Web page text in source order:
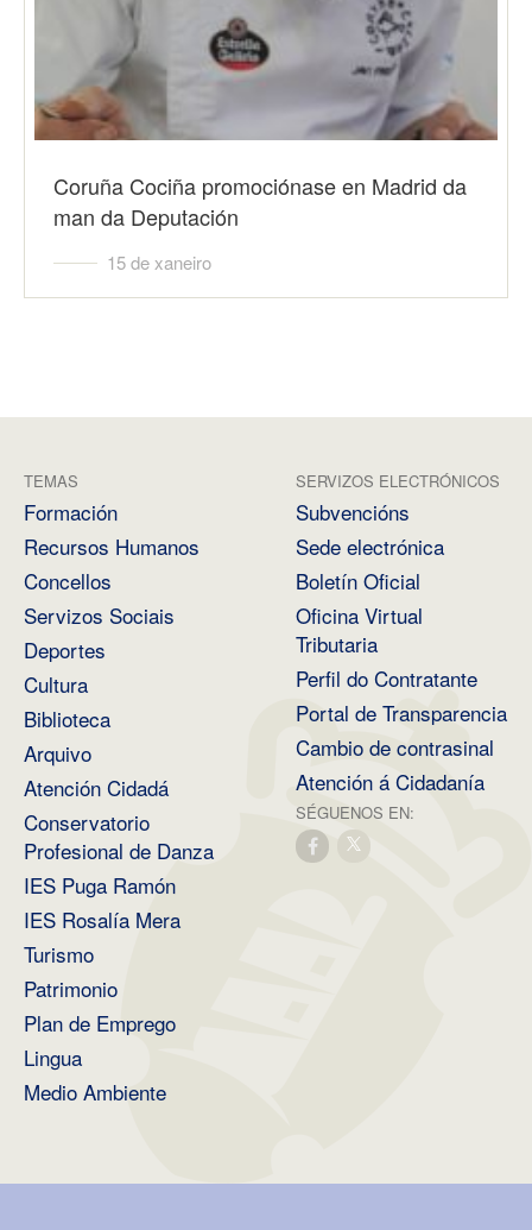
Coruña Cociña promociónase en Madrid da
man da Deputación
15 de xaneiro
TEMAS
Formación
Recursos Humanos
Concellos
Servizos Sociais
Deportes
Cultura
Biblioteca
Arquivo
Atención Cidadá
Conservatorio
Profesional de Danza
IES Puga Ramón
IES Rosalía Mera
Turismo
Patrimonio
Plan de Emprego
Lingua
Medio Ambiente
SERVIZOS ELECTRÓNICOS
Subvencións
Sede electrónica
Boletín Oficial
Oficina Virtual
Tributaria
Perfil do Contratante
Portal de Transparencia
Cambio de contrasinal
Atención á Cidadanía
SÉGUENOS EN: